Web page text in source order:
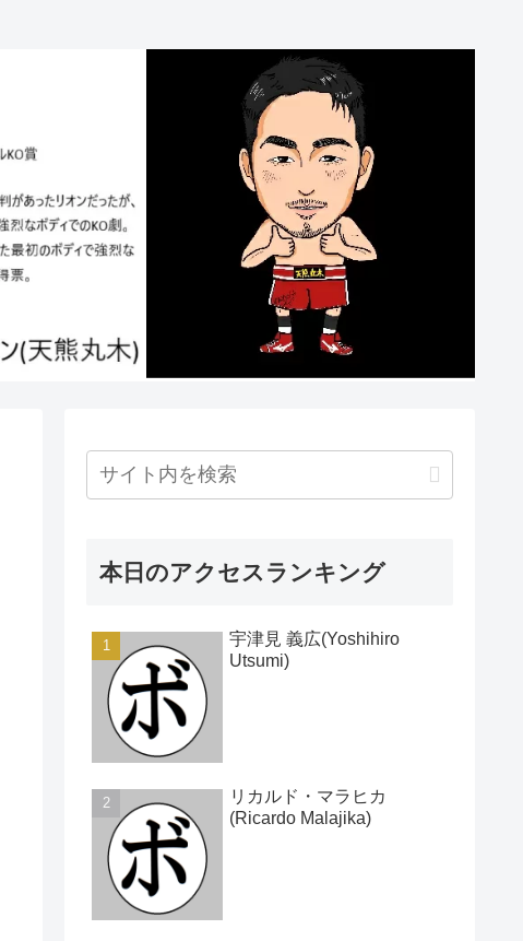
本日のアクセスランキング
宇津見 義広(Yoshihiro
Utsumi)
リカルド・マラヒカ
(Ricardo Malajika)